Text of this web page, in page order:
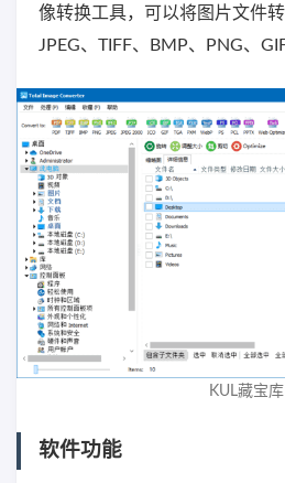
像转换工具，可以将图片文件
JPEG、TIFF、BMP、PNG、
KUL藏宝库
软件功能